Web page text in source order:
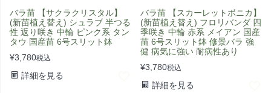
バラ苗 【サクラクリスタル】
(新苗植え替え) シュラブ 半つる
性 返り咲き 中輪 ピンク系 タン
タウ 国産苗 6号スリット鉢
¥3,780税込
詳細を見る
バラ苗 【スカーレットボニカ】
(新苗植え替え) フロリバンダ 四
季咲き 中輪 赤系 メイアン 国産
苗 6号スリット鉢 修景バラ 強
健 病気に強い 耐病性あり
¥3,780税込
詳細を見る